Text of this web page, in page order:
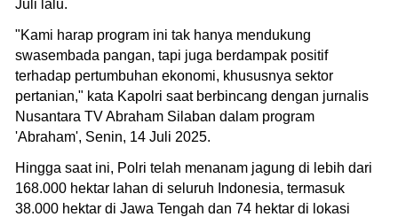
Juli lalu.
"Kami harap program ini tak hanya mendukung
swasembada pangan, tapi juga berdampak positif
terhadap pertumbuhan ekonomi, khususnya sektor
pertanian," kata Kapolri saat berbincang dengan jurnalis
Nusantara TV Abraham Silaban dalam program
'Abraham', Senin, 14 Juli 2025.
Hingga saat ini, Polri telah menanam jagung di lebih dari
168.000 hektar lahan di seluruh Indonesia, termasuk
38.000 hektar di Jawa Tengah dan 74 hektar di lokasi